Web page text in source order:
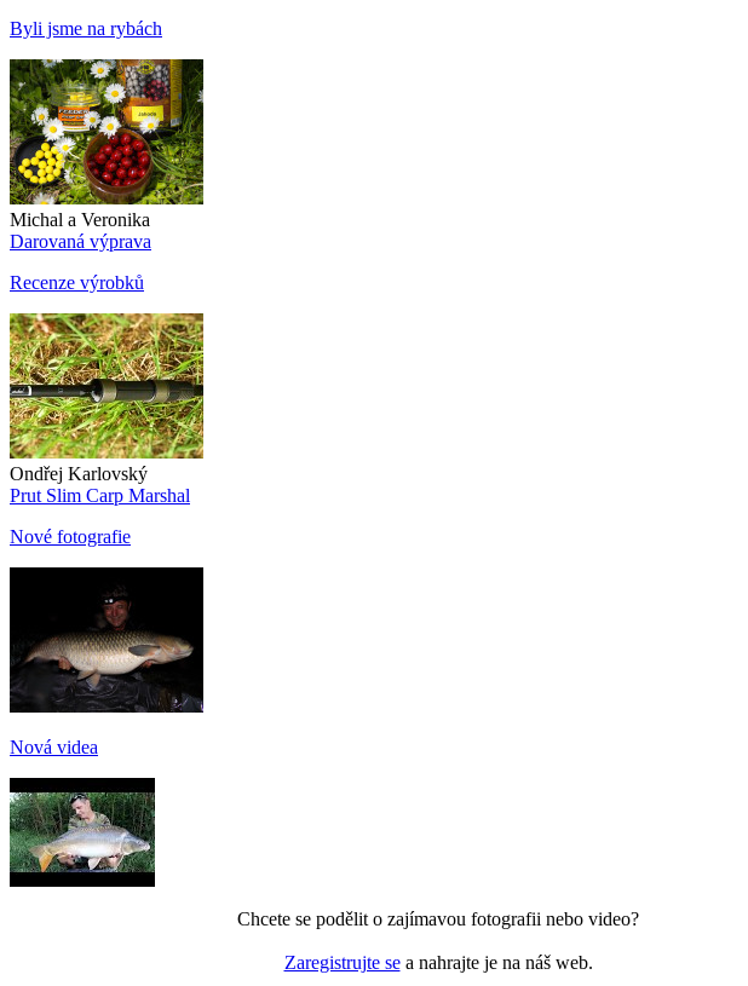
Byli jsme na rybách
Michal a Veronika
Darovaná výprava
Recenze výrobků
Ondřej Karlovský
Prut Slim Carp Marshal
Nové fotografie
Nová videa
Chcete se podělit o zajímavou fotografii nebo video?
Zaregistrujte sea nahrajte je na náš web.